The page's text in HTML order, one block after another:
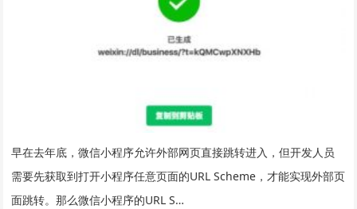
早在去年底，微信小程序允许外部网页直接跳转进入，但开发人员
需要先获取到打开小程序任意页面的URL Scheme，才能实现外部页
面跳转。那么微信小程序的URL S…